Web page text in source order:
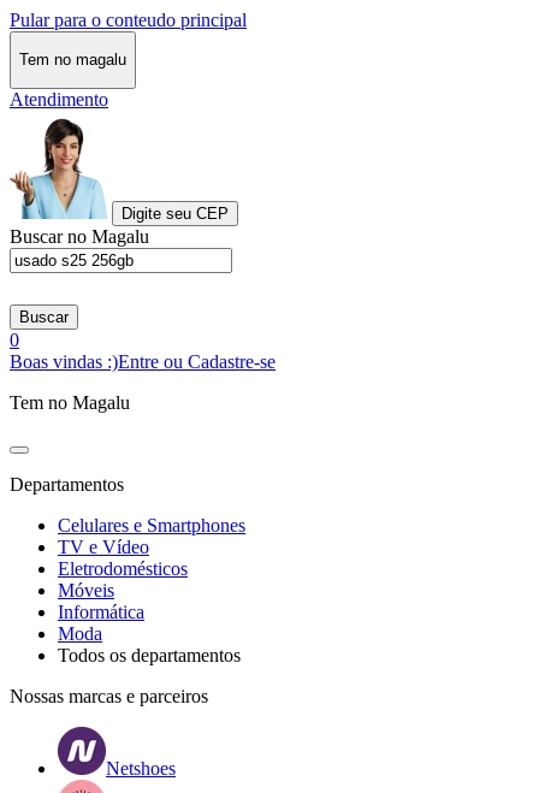
Pular para o conteudo principal
Tem no magalu
Atendimento
Digite seu CEP
Buscar no Magalu
Buscar
0
Boas vindas :)Entre ou Cadastre-se
Tem no Magalu
Departamentos
Celulares e Smartphones
TV e Vídeo
Eletrodomésticos
Móveis
Informática
Moda
Todos os departamentos
Nossas marcas e parceiros
Netshoes